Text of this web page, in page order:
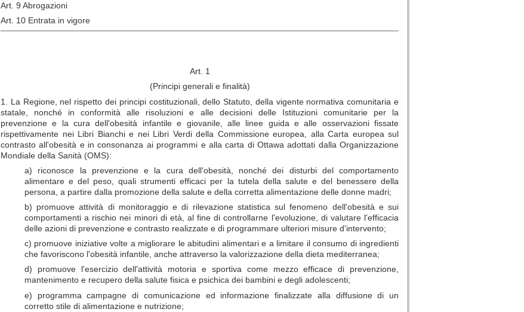
Art. 9 Abrogazioni
Art. 10 Entrata in vigore
Art. 1
(Principi generali e finalità)
1. La Regione, nel rispetto dei principi costituzionali, dello Statuto, della vigente normativa comunitaria e
statale, nonché in conformità alle risoluzioni e alle decisioni delle Istituzioni comunitarie per la
prevenzione e la cura dell'obesità infantile e giovanile, alle linee guida e alle osservazioni fissate
rispettivamente nei Libri Bianchi e nei Libri Verdi della Commissione europea, alla Carta europea sul
contrasto all'obesità e in consonanza ai programmi e alla carta di Ottawa adottati dalla Organizzazione
Mondiale della Sanità (OMS):
a) riconosce la prevenzione e la cura dell'obesità, nonché dei disturbi del comportamento
alimentare e del peso, quali strumenti efficaci per la tutela della salute e del benessere della
persona, a partire dalla promozione della salute e della corretta alimentazione delle donne madri;
b) promuove attività di monitoraggio e di rilevazione statistica sul fenomeno dell'obesità e sui
comportamenti a rischio nei minori di età, al fine di controllarne l'evoluzione, di valutare l'efficacia
delle azioni di prevenzione e contrasto realizzate e di programmare ulteriori misure d'intervento;
c) promuove iniziative volte a migliorare le abitudini alimentari e a limitare il consumo di ingredienti
che favoriscono l'obesità infantile, anche attraverso la valorizzazione della dieta mediterranea;
d) promuove l'esercizio dell'attività motoria e sportiva come mezzo efficace di prevenzione,
mantenimento e recupero della salute fisica e psichica dei bambini e degli adolescenti;
e) programma campagne di comunicazione ed informazione finalizzate alla diffusione di un
corretto stile di alimentazione e nutrizione;